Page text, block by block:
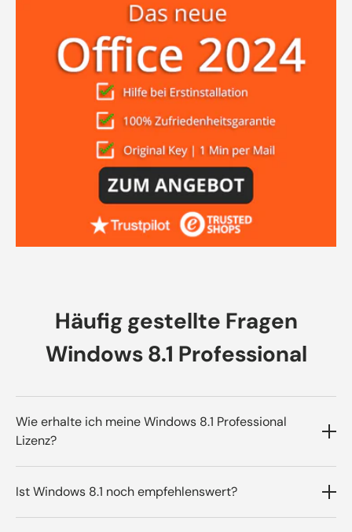
Häufig gestellte Fragen
Windows 8.1 Professional
Wie erhalte ich meine Windows 8.1 Professional
Lizenz?
Du bekommst den Produktschlüssel und den
Download‑Link sofort per E‑Mail, inklusive
Anleitung; bei Bedarf hilft dir unser Support
Ist Windows 8.1 noch empfehlenswert?
Für Altgeräte, Offline‑/Insellösungen oder